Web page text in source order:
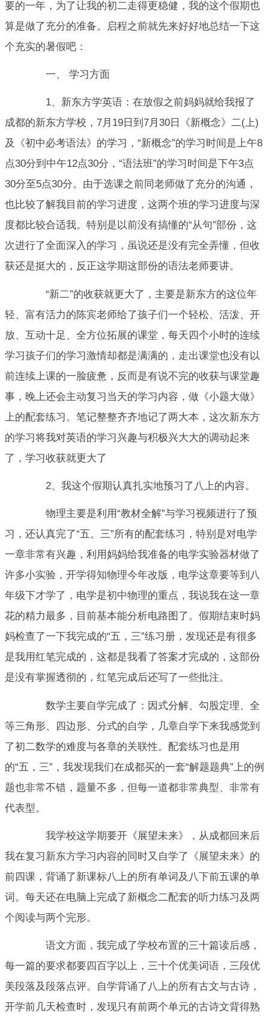
要的一年，为了让我的初二走得更稳健，我的这个假期也
算是做了充分的准备。启程之前就先来好好地总结一下这
个充实的暑假吧：
一、 学习方面
1、新东方学英语：在放假之前妈妈就给我报了
成都的新东方学校，7月19日到7月30日《新概念》二(上)
及《初中必考语法》的学习，“新概念”的学习时间是上午8
点30分到中午12点30分，“语法班”的学习时间是下午3点
30分至5点30分。由于选课之前同老师做了充分的沟通，
也比较了解我目前的学习进度，这两个班的学习进度与深
度都比较合适我。特别是以前没有搞懂的“从句”部份，这
次进行了全面深入的学习，虽说还是没有完全弄懂，但收
获还是挺大的，反正这学期这部份的语法老师要讲。
“新二”的收获就更大了，主要是新东方的这位年
轻、富有活力的陈宾老师给了孩子们一个轻松、活泼、开
放、互动十足、全方位拓展的课堂，每天四个小时的连续
学习孩子们的学习激情却都是满满的，走出课堂也没有以
前连续上课的一脸疲惫，反而是有说不完的收获与课堂趣
事，晚上还会主动复习当天的学习内容，做《小题大做》
上的配套练习。笔记整整齐齐地记了两大本，这次新东方
的学习将我对英语的学习兴趣与积极兴大大的调动起来
了，学习收获就更大了
2、我这个假期认真扎实地预习了八上的内容。
物理主要是利用“教材全解”与学习视频进行了预
习，还认真完了“五。三”所有的配套练习，特别是对电学
一章非常有兴趣，利用妈妈给我准备的电学实验器材做了
许多小实验，开学得知物理今年改版，电学这章要等到八
年级下才学了，电学是初中物理的重点，我说我在这一章
花的精力最多，目前基本能分析电路图了。假期结束时妈
妈检查了一下我完成的“五，三”练习册，发现还是有很多
是我用红笔完成的，这都是我看了答案才完成的，这部份
是没有掌握透彻的，红笔完成后还写了一些批注。
数学主要自学完成了：因式分解、勾股定理、全
等三角形、四边形、分式的自学，几章自学下来我感觉到
了初二数学的难度与各章的关联性。配套练习也是用
的“五，三”，我发现我们在成都买的一套“解题题典”上的例
题也非常不错，题量不多，但每一道都非常典型、非常有
代表型。
我学校这学期要开《展望未来》，从成都回来后
我在复习新东方学习内容的同时又自学了《展望未来》的
前四课，背诵了新课标八上的所有单词及八下前五课的单
词。每天还在电脑上完成了新概念二配套的听力练习及两
个阅读与两个完形。
语文方面，我完成了学校布置的三十篇读后感，
每一篇的要求都要四百字以上，三十个优美词语，三段优
美段落及段落点评。自学背诵了八上的所有古文与古诗，
开学前几天检查时，发现只有前两个单元的古诗文背得熟